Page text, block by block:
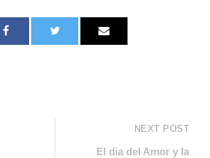
NEXT POST
El dia del Amor y la